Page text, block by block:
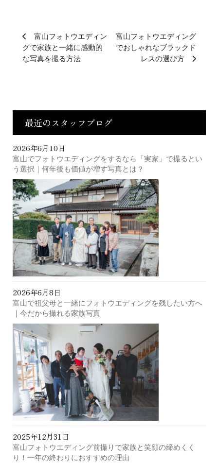
富山フォトウエディン
グで家族と一緒に感動的
な写真を撮る方法
富山フォトウエディング
でおしゃれなブラックド
レスの選び方
最近のスタッフブログ
2026年6月10日
富山でフォトウエディングをするなら「実家」で撮るとい
う選択｜何年後も価値が増す写真とは？
2026年6月8日
富山で祖父母と一緒にフォトウエディングを残したい方へ
｜今だから撮れる家族写真
2025年12月31日
富山フォトウエディング前撮りで家族と笑顔の締めくく
り！一年の終わりにおすすめの理由